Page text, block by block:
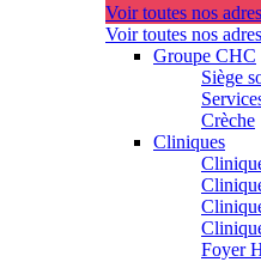
Voir toutes nos
Voir toutes nos
Groupe CHC
Siège
Crèche
Cliniques
Foyer